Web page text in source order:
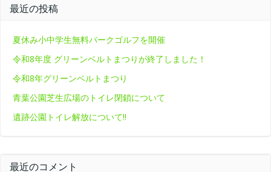
最近の投稿
夏休み小中学生無料パークゴルフを開催
令和8年度 グリーンベルトまつりが終了しました！
令和8年グリーンベルトまつり
青葉公園芝生広場のトイレ閉鎖について
遺跡公園トイレ解放について‼
最近のコメント